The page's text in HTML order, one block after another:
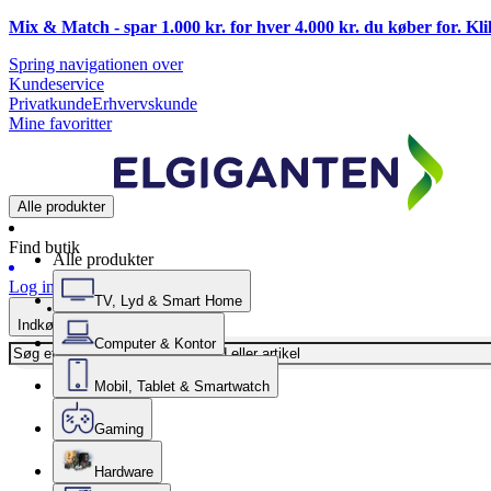
Mix & Match - spar 1.000 kr. for hver 4.000 kr. du køber for.
Spring navigationen over
Kundeservice
PrivatkundeErhvervskunde
Mine favoritter
Alle produkter
Find butik
Log ind
Indkøbskurv
Alle produkter
TV, Lyd & Smart Home
Computer & Kontor
Mobil, Tablet & Smartwatch
Gaming
Hardware